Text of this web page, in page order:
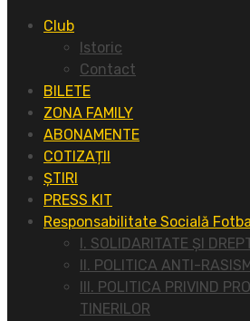
Club
Istoric
Contact
BILETE
ZONA FAMILY
ABONAMENTE
COTIZAȚII
ȘTIRI
PRESS KIT
Responsabilitate Socială
I. SOLIDARITATE ȘI
II. POLITICA ANTI-
III. POLITICA PRIVIND
TINERILOR